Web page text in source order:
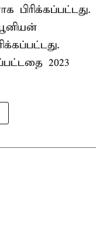
பிரிக்கப்பட்டது.
2023